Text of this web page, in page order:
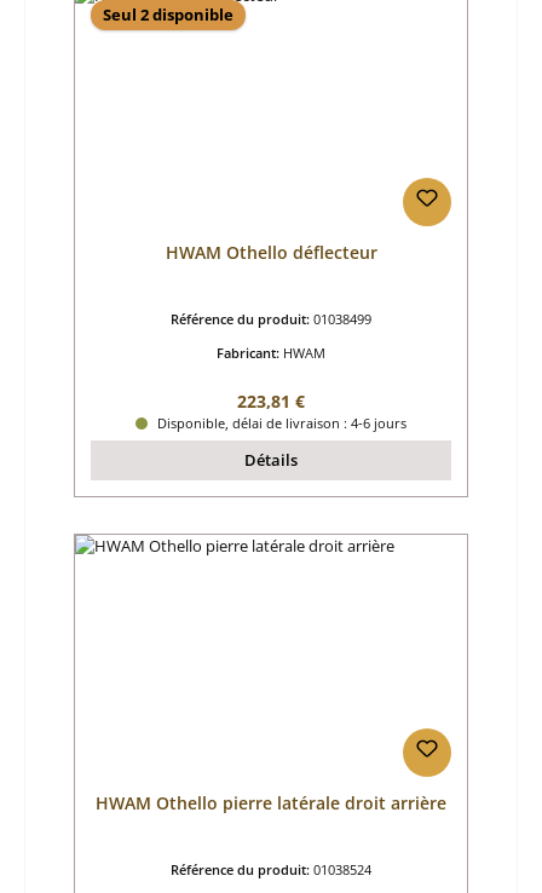
Seul 2 disponible
HWAM Othello déflecteur
Référence du produit: 01038499
Fabricant: HWAM
Prix régulier :
223,81 €
Disponible, délai de livraison : 4-6 jours
Détails
HWAM Othello pierre latérale droit arrière
Référence du produit: 01038524